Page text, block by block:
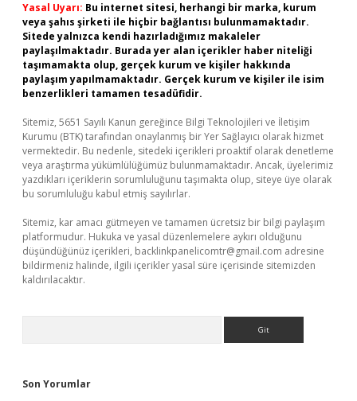
Yasal Uyarı: Bu internet sitesi, herhangi bir marka, kurum
veya şahıs şirketi ile hiçbir bağlantısı bulunmamaktadır.
Sitede yalnızca kendi hazırladığımız makaleler
paylaşılmaktadır. Burada yer alan içerikler haber niteliği
taşımamakta olup, gerçek kurum ve kişiler hakkında
paylaşım yapılmamaktadır. Gerçek kurum ve kişiler ile isim
benzerlikleri tamamen tesadüfidir.
Sitemiz, 5651 Sayılı Kanun gereğince Bilgi Teknolojileri ve İletişim
Kurumu (BTK) tarafından onaylanmış bir Yer Sağlayıcı olarak hizmet
vermektedir. Bu nedenle, sitedeki içerikleri proaktif olarak denetleme
veya araştırma yükümlülüğümüz bulunmamaktadır. Ancak, üyelerimiz
yazdıkları içeriklerin sorumluluğunu taşımakta olup, siteye üye olarak
bu sorumluluğu kabul etmiş sayılırlar.
Sitemiz, kar amacı gütmeyen ve tamamen ücretsiz bir bilgi paylaşım
platformudur. Hukuka ve yasal düzenlemelere aykırı olduğunu
düşündüğünüz içerikleri, backlinkpanelicomtr@gmail.com adresine
bildirmeniz halinde, ilgili içerikler yasal süre içerisinde sitemizden
kaldırılacaktır.
Son Yorumlar